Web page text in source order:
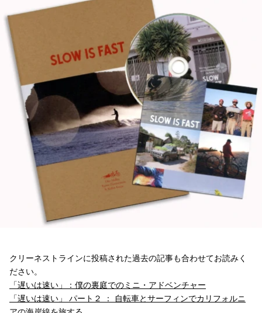
クリーネストラインに投稿された過去の記事も合わせてお読みく
ださい。
「遅いは速い」：僕の裏庭でのミニ・アドベンチャー
「遅いは速い」 パート２ ： 自転車とサーフィンでカリフォルニ